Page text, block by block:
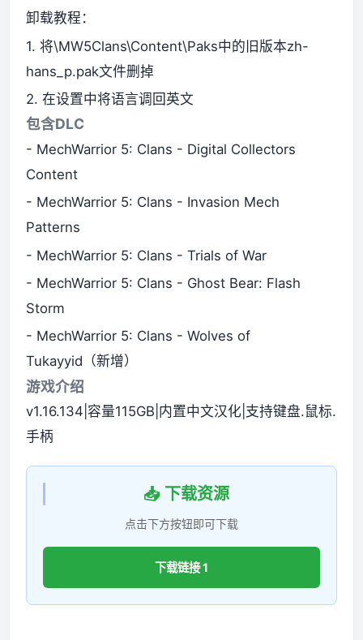
卸载教程：
1. 将\MW5Clans\Content\Paks中的旧版本zh-
hans_p.pak文件删掉
2. 在设置中将语言调回英文
包含DLC
- MechWarrior 5: Clans - Digital Collectors
Content
- MechWarrior 5: Clans - Invasion Mech
Patterns
- MechWarrior 5: Clans - Trials of War
- MechWarrior 5: Clans - Ghost Bear: Flash
Storm
- MechWarrior 5: Clans - Wolves of
Tukayyid（新增）
游戏介绍
v1.16.134|容量115GB|内置中文汉化|支持键盘.鼠标.
手柄
📥 下载资源
点击下方按钮即可下载
下载链接 1